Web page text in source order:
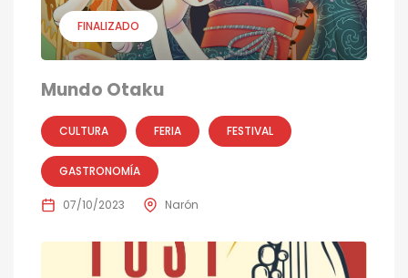
FINALIZADO
Mundo Otaku
CULTURA FERIA FESTIVAL
GASTRONOMÍA
07/10/2023 Narón